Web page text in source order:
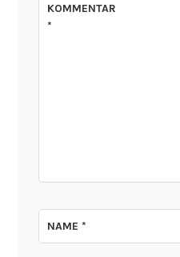
KOMMENTAR
*
NAME*